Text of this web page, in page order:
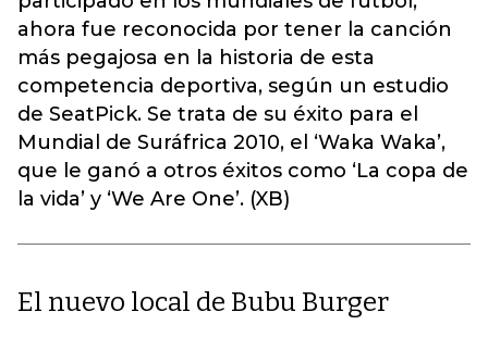
ahora fue reconocida por tener la canción
más pegajosa en la historia de esta
competencia deportiva, según un estudio
de SeatPick. Se trata de su éxito para el
Mundial de Suráfrica 2010, el ‘Waka Waka’,
que le ganó a otros éxitos como ‘La copa de
la vida’ y ‘We Are One’. (XB)
El nuevo local de Bubu Burger